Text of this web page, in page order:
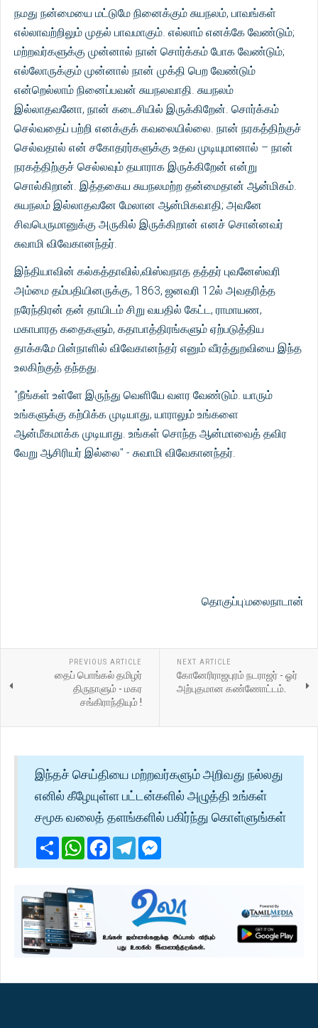
நமது நன்மையை மட்டுமே நினைக்கும் சுயநலம், பாவங்கள்
எல்லாவற்றிலும் முதல் பாவமாகும். எல்லாம் எனக்கே வேண்டும்;
மற்றவர்களுக்கு முன்னால் நான் சொர்க்கம் போக வேண்டும்;
எல்லோருக்கும் முன்னால் நான் முக்தி பெற வேண்டும்
என்றெல்லாம் நினைப்பவன் சுயநலவாதி. சுயநலம்
இல்லாதவனோ, நான் கடைசியில் இருக்கிறேன். சொர்க்கம்
செல்வதைப் பற்றி எனக்குக் கவலையில்லை. நான் நரகத்திற்குச்
செல்வதால் என் சகோதரர்களுக்கு உதவ முடியுமானால் – நான்
நரகத்திற்குச் செல்லவும் தயாராக இருக்கிறேன் என்று
சொல்கிறான். இத்தகைய சுயநலமற்ற தன்மைதான் ஆன்மிகம்.
சுயநலம் இல்லாதவனே மேலான ஆன்மிகவாதி; அவனே
சிவபெருமானுக்கு அருகில் இருக்கிறான் எனச் சொன்னவர்
சுவாமி விவேகானந்தர்.
இந்தியாவின் கல்கத்தாவில்,விஸ்வநாத தத்தர் புவனேஸ்வரி
அம்மை தம்பதியினருக்கு, 1863, ஜனவரி 12ல் அவதரித்த
நரேந்திரன் தன் தாயிடம் சிறு வயதில் கேட்ட, ராமாயண,
மகாபாரத கதைகளும், கதாபாத்திரங்களும் ஏற்படுத்திய
தாக்கமே பின்நாளில் விவேகானந்தர் எனும் வீரத்துறவியை இந்த
உலகிற்குத் தந்தது.
"நீங்கள் உள்ளே இருந்து வெளியே வளர வேண்டும். யாரும்
உங்களுக்கு கற்பிக்க முடியாது, யாராலும் உங்களை
ஆன்மீகமாக்க முடியாது. உங்கள் சொந்த ஆன்மாவைத் தவிர
வேறு ஆசிரியர் இல்லை" - சுவாமி விவேகானந்தர்.
தொகுப்பு:மலைநாடான்
PREVIOUS ARTICLE
தைப் பொங்கல் தமிழர்
திருநாளும் - மகர
சங்கிராந்தியும் !
NEXT ARTICLE
கோனேரிராஜபுரம் நடராஜர் - ஓர்
அற்புதமான கண்ணோட்டம்.
இந்தச் செய்தியை மற்றவர்களும் அறிவது நல்லது
எனில் கீழேயுள்ள பட்டன்களில் அழுத்தி உங்கள்
சமூக வலைத் தளங்களில் பகிர்ந்து கொள்ளுங்கள்
ShareWhatsApp
Facebook
Telegram